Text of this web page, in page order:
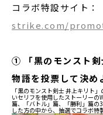
コラボ特設サイト：
strike.com/
① 「黒のモンスト剣
物語を投票して決め
「黒のモンスト剣士 井上キリト
いセリフを使用したストーリーの
篇、「バトル」篇、「勝利」篇の
した方の中から、抽選でコラボ特